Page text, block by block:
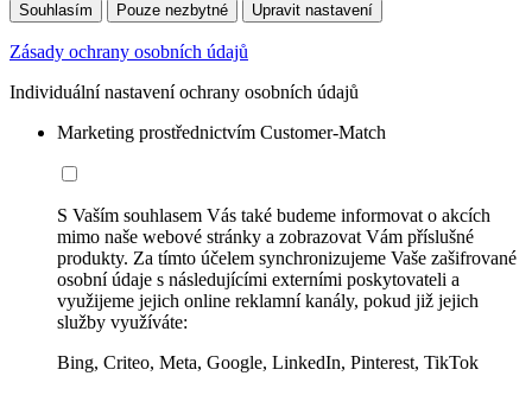
Souhlasím Pouze nezbytné Upravit nastavení
Zásady ochrany osobních údajů
Individuální nastavení ochrany osobních údajů
Marketing prostřednictvím Customer-Match
S Vaším souhlasem Vás také budeme informovat o akcích
mimo naše webové stránky a zobrazovat Vám příslušné
produkty. Za tímto účelem synchronizujeme Vaše zašifrované
osobní údaje s následujícími externími poskytovateli a
využijeme jejich online reklamní kanály, pokud již jejich
služby využíváte:
Bing, Criteo, Meta, Google, LinkedIn, Pinterest, TikTok